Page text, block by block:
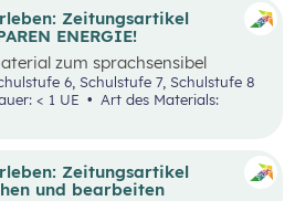
Zeitungsartikel
ENERGIE!
zum sprachsensibel
“Wir sparen
Schulstufe 5, Schulstufe 6, Schulstufe 7, Schulstufe 8
< 1 UE
Zeitungsartikel
und bearbeiten